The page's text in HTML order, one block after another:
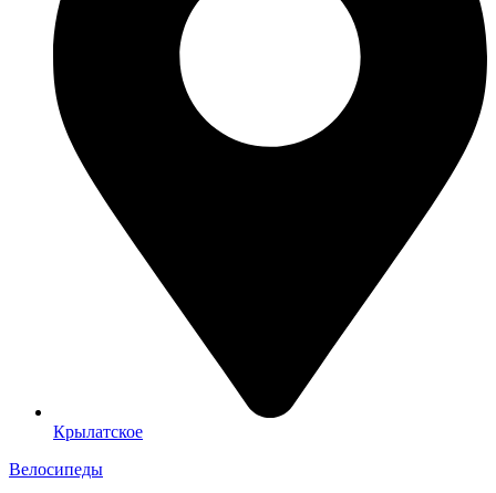
Крылатское
Велосипеды